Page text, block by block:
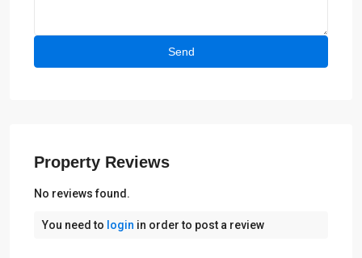
Property Reviews
No reviews found.
You need to login in order to post a review